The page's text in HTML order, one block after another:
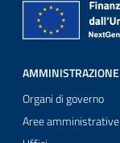
AMMINISTRAZIONE
Organi di governo
Aree amministrative